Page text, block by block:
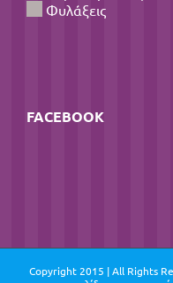
Φυλάξεις
FACEBOOK
Copyright 2015 | All Rights